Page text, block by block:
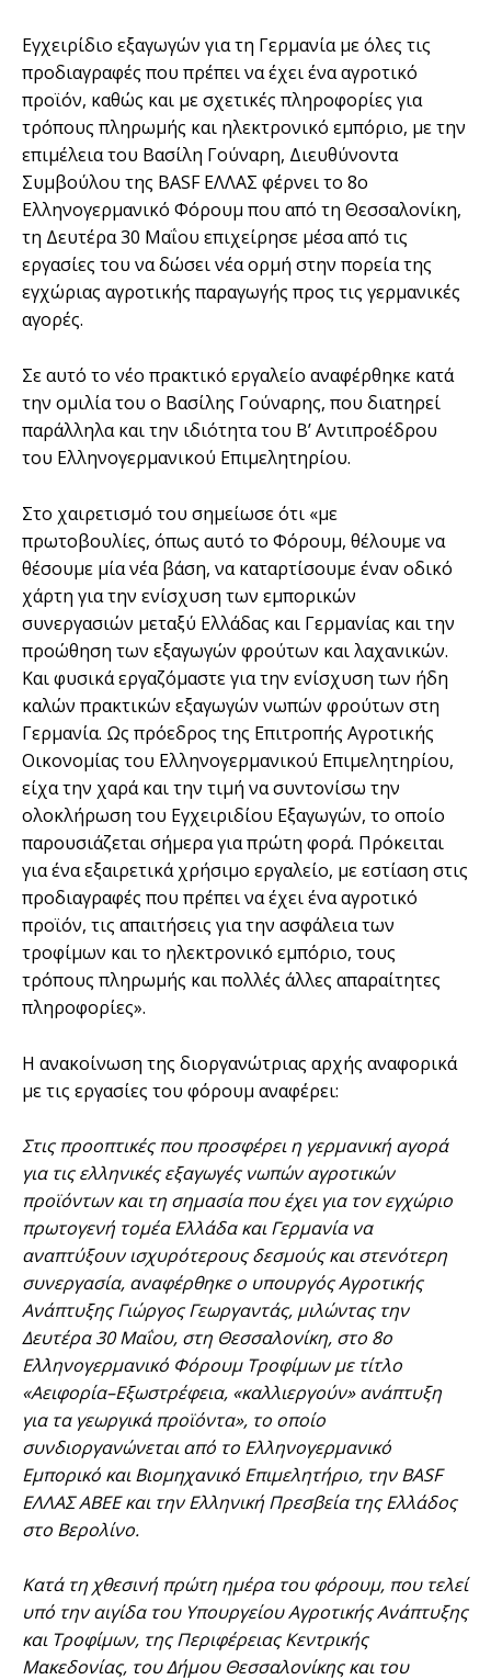
Εγχειρίδιο εξαγωγών για τη Γερμανία με όλες τις
προδιαγραφές που πρέπει να έχει ένα αγροτικό
προϊόν, καθώς και με σχετικές πληροφορίες για
τρόπους πληρωμής και ηλεκτρονικό εμπόριο, με την
επιμέλεια του Βασίλη Γούναρη, Διευθύνοντα
Συμβούλου της BASF EΛΛΑΣ φέρνει το 8ο
Ελληνογερμανικό Φόρουμ που από τη Θεσσαλονίκη,
τη Δευτέρα 30 Μαΐου επιχείρησε μέσα από τις
εργασίες του να δώσει νέα ορμή στην πορεία της
εγχώριας αγροτικής παραγωγής προς τις γερμανικές
αγορές.
Σε αυτό το νέο πρακτικό εργαλείο αναφέρθηκε κατά
την ομιλία του ο Βασίλης Γούναρης, που διατηρεί
παράλληλα και την ιδιότητα του Β’ Αντιπροέδρου
του Ελληνογερμανικού Επιμελητηρίου.
Στο χαιρετισμό του σημείωσε ότι «με
πρωτοβουλίες, όπως αυτό το Φόρουμ, θέλουμε να
θέσουμε μία νέα βάση, να καταρτίσουμε έναν οδικό
χάρτη για την ενίσχυση των εμπορικών
συνεργασιών μεταξύ Ελλάδας και Γερμανίας και την
προώθηση των εξαγωγών φρούτων και λαχανικών.
Και φυσικά εργαζόμαστε για την ενίσχυση των ήδη
καλών πρακτικών εξαγωγών νωπών φρούτων στη
Γερμανία. Ως πρόεδρος της Επιτροπής Αγροτικής
Οικονομίας του Ελληνογερμανικού Επιμελητηρίου,
είχα την χαρά και την τιμή να συντονίσω την
ολοκλήρωση του Εγχειριδίου Εξαγωγών, το οποίο
παρουσιάζεται σήμερα για πρώτη φορά. Πρόκειται
για ένα εξαιρετικά χρήσιμο εργαλείο, με εστίαση στις
προδιαγραφές που πρέπει να έχει ένα αγροτικό
προϊόν, τις απαιτήσεις για την ασφάλεια των
τροφίμων και το ηλεκτρονικό εμπόριο, τους
τρόπους πληρωμής και πολλές άλλες απαραίτητες
πληροφορίες».
Η ανακοίνωση της διοργανώτριας αρχής αναφορικά
με τις εργασίες του φόρουμ αναφέρει:
Στις προοπτικές που προσφέρει η γερμανική αγορά
για τις ελληνικές εξαγωγές νωπών αγροτικών
προϊόντων και τη σημασία που έχει για τον εγχώριο
πρωτογενή τομέα Ελλάδα και Γερμανία να
αναπτύξουν ισχυρότερους δεσμούς και στενότερη
συνεργασία, αναφέρθηκε ο υπουργός Αγροτικής
Ανάπτυξης Γιώργος Γεωργαντάς, μιλώντας την
Δευτέρα 30 Μαΐου, στη Θεσσαλονίκη, στο 8ο
Ελληνογερμανικό Φόρουμ Τροφίμων με τίτλο
«Αειφορία–Εξωστρέφεια, «καλλιεργούν» ανάπτυξη
για τα γεωργικά προϊόντα», το οποίο
συνδιοργανώνεται από το Ελληνογερμανικό
Εμπορικό και Βιομηχανικό Επιμελητήριο, την BASF
ΕΛΛΑΣ ΑΒΕΕ και την Ελληνική Πρεσβεία της Ελλάδος
στο Βερολίνο.
Κατά τη χθεσινή πρώτη ημέρα του φόρουμ, που τελεί
υπό την αιγίδα του Υπουργείου Αγροτικής Ανάπτυξης
και Τροφίμων, της Περιφέρειας Κεντρικής
Μακεδονίας, του Δήμου Θεσσαλονίκης και του